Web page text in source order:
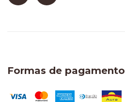
Formas de pagamento